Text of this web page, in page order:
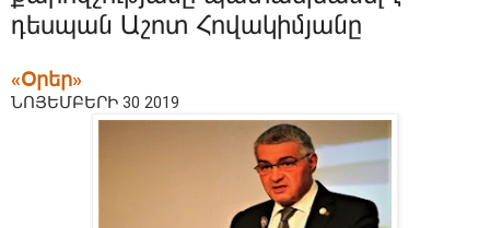
դեսպան Աշոտ Հովակիմյանը
«Օրեր»
ՆՈՅԵՄԲԵՐԻ 30 2019